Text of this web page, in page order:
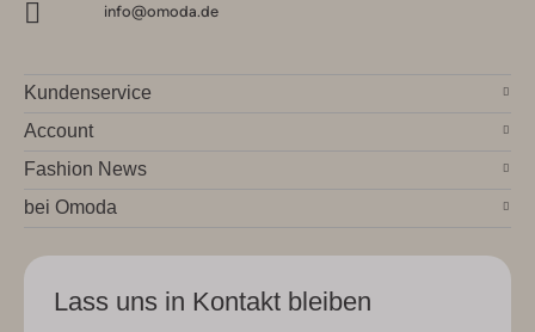
info@omoda.de
Kundenservice
Account
Fashion News
bei Omoda
Lass uns in Kontakt bleiben